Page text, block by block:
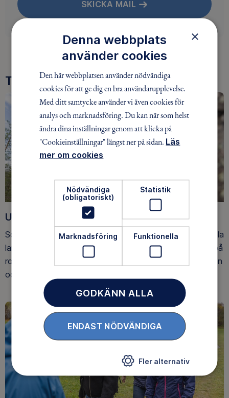
SKICKA MAIL
Tre goda skäl att bli medlem
Upptäck nya äventyr
Som medlem har du tillgång till alla våra äventyr, över hela
landet. Våra ideella ledare guidar barn, unga och vuxna på
roliga och trygga äventyr i skogen, på vattnet, snön, isen
och på fjället.
×
Denna webbplats
använder cookies
Den här webbplatsen använder nödvändiga
cookies för att ge dig en bra användarupplevelse.
Med ditt samtycke använder vi även cookies för
analys och marknadsföring. Du kan när som helst
ändra dina inställningar genom att klicka på
"Cookieinställningar" längst ner på sidan. Läs
mer om cookies
Nödvändiga
(obligatoriskt)
Statistik
Marknadsföring Funktionella
GODKÄNN ALLA
ENDAST NÖDVÄNDIGA
Fler alternativ